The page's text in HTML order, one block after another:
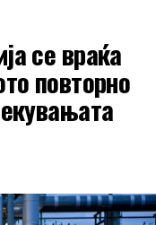
се враќа
повторно